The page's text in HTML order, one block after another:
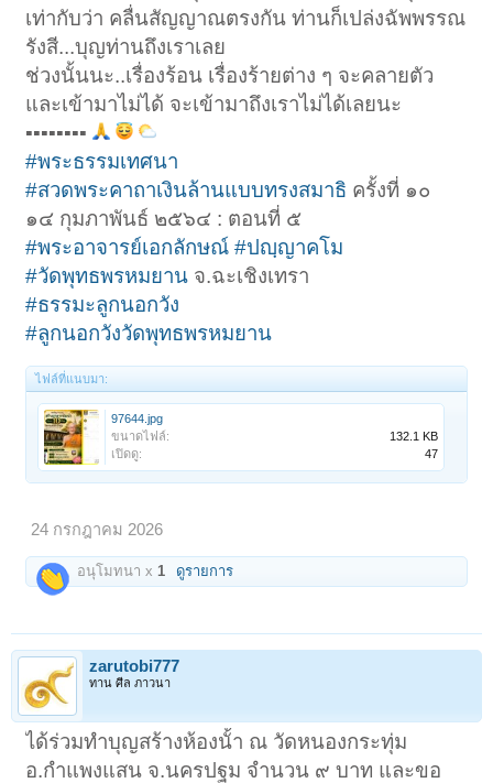
เท่ากับว่า คลื่นสัญญาณตรงกัน ท่านก็เปล่งฉัพพรรณ
รังสี...บุญท่านถึงเราเลย
ช่วงนั้นนะ..เรื่องร้อน เรื่องร้ายต่าง ๆ จะคลายตัว
และเข้ามาไม่ได้ จะเข้ามาถึงเราไม่ได้เลยนะ
▪︎▪︎▪︎▪︎▪︎▪︎▪︎▪︎
#พระธรรมเทศนา
#สวดพระคาถาเงินล้านแบบทรงสมาธิ ครั้งที่ ๑๐
๑๔ กุมภาพันธ์ ๒๕๖๔ : ตอนที่ ๕
#พระอาจารย์เอกลักษณ์ #ปญฺญาคโม
#วัดพุทธพรหมยาน จ.ฉะเชิงเทรา
#ธรรมะลูกนอกวัง
#ลูกนอกวังวัดพุทธพรหมยาน
ไฟล์ที่แนบมา:
97644.jpg
ขนาดไฟล์:
132.1 KB
เปิดดู:
47
24 กรกฎาคม 2026
อนุโมทนา x1 ดูรายการ
zarutobi777
ทาน ศีล ภาวนา
ได้ร่วมทำบุญสร้างห้องนั้า ณ วัดหนองกระทุ่ม
อ.กำแพงแสน จ.นครปฐม จำนวน ๙ บาท และขอ